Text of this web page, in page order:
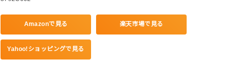
Amazonで見る 楽天市場で見る
Yahoo!ショッピングで見る